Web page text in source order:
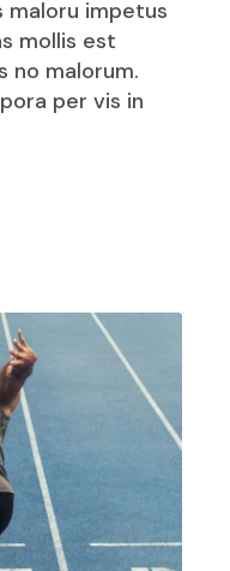
maloru impetus
mollis est
no malorum.
per vis in